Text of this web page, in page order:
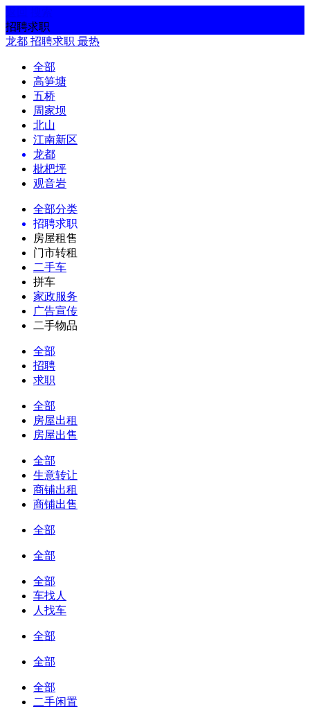
招聘求职
龙都 招聘求职 最热
全部
高笋塘
五桥
周家坝
北山
江南新区
龙都
枇杷坪
观音岩
全部分类
招聘求职
房屋租售
门市转租
二手车
拼车
家政服务
广告宣传
二手物品
全部
招聘
求职
全部
房屋出租
房屋出售
全部
生意转让
商铺出租
商铺出售
全部
全部
全部
车找人
人找车
全部
全部
全部
二手闲置